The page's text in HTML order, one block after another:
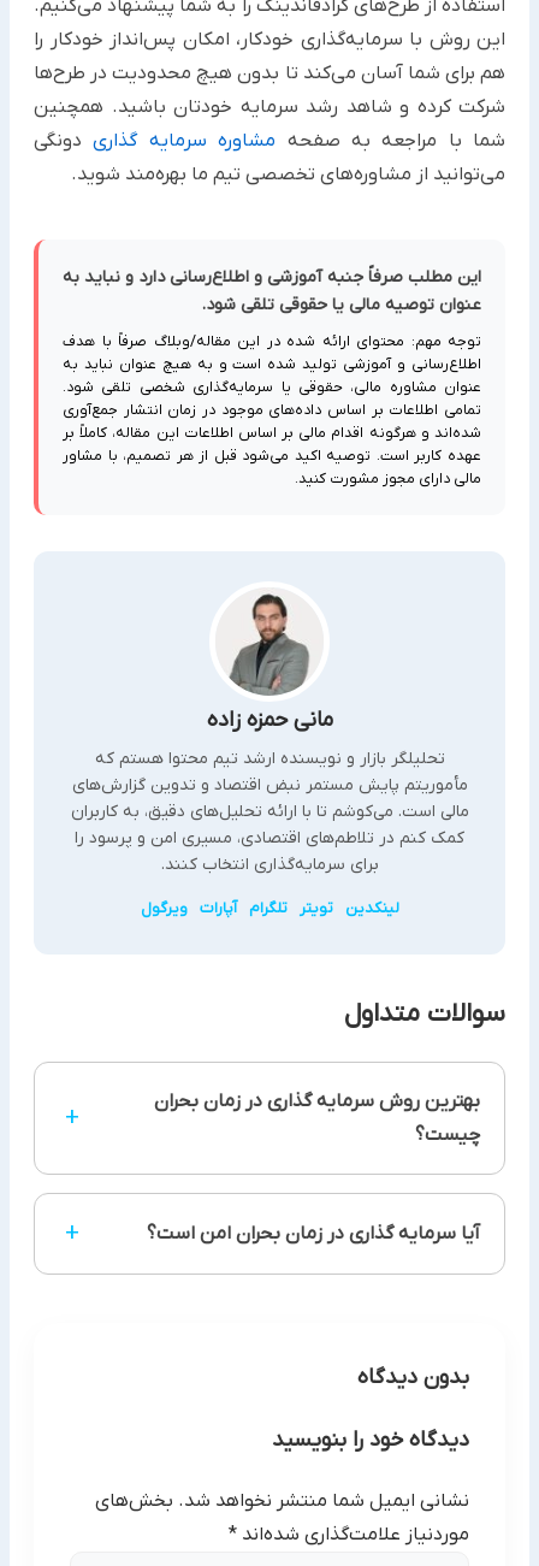
استفاده از طرح‌های کرادفاندینگ را به شما پیشنهاد می‌کنیم.
این روش با سرمایه‌گذاری خودکار، امکان پس‌انداز خودکار را
هم برای شما آسان می‌کند تا بدون هیچ محدودیت در طرح‌ها
شرکت کرده و شاهد رشد سرمایه خودتان باشید. همچنین
شما با مراجعه به صفحه مشاوره سرمایه گذاریدونگی
می‌توانید از مشاوره‌های تخصصی تیم ما بهره‌مند شوید.
این مطلب صرفاً جنبه آموزشی و اطلاع‌رسانی دارد و نباید به
عنوان توصیه مالی یا حقوقی تلقی شود.
توجه مهم: محتوای ارائه شده در این مقاله/وبلاگ صرفاً با هدف
اطلاع‌رسانی و آموزشی تولید شده است و به هیچ عنوان نباید به
عنوان مشاوره مالی، حقوقی یا سرمایه‌گذاری شخصی تلقی شود.
تمامی اطلاعات بر اساس داده‌های موجود در زمان انتشار جمع‌آوری
شده‌اند و هرگونه اقدام مالی بر اساس اطلاعات این مقاله، کاملاً بر
عهده کاربر است. توصیه اکید می‌شود قبل از هر تصمیم، با مشاور
مالی دارای مجوز مشورت کنید.
مانی حمزه زاده
تحلیلگر بازار و نویسنده ارشد تیم محتوا هستم که
مأموریتم پایش مستمر نبض اقتصاد و تدوین گزارش‌های
مالی است. می‌کوشم تا با ارائه تحلیل‌های دقیق، به کاربران
کمک کنم در تلاطم‌های اقتصادی، مسیری امن و پرسود را
برای سرمایه‌گذاری انتخاب کنند.
لینکدین تویتر تلگرام آپارات ویرگول
سوالات متداول
بهترین روش سرمایه گذاری در زمان بحران
چیست؟
+
کرادفاندینگ و تنوع بخشی به سبد سهام است.
آیا سرمایه گذاری در زمان بحران امن است؟ +
نداشته باشید.
بدون دیدگاه
دیدگاه خود را بنویسید
نشانی ایمیل شما منتشر نخواهد شد. بخش‌های
موردنیاز علامت‌گذاری شده‌اند *